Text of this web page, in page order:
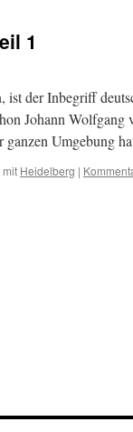
1
ist der Inbegriff
Johann Wolfgang
ganzen Umgebung
mit Heidelberg |